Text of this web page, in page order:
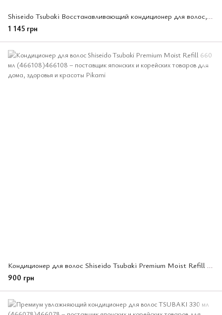
Shiseido Tsubaki Восстанавливающий кондиционер для волос, Premium EX Intensive Repair Conditioner
1 145 грн
Кондиционер для волос Shiseido Tsubaki Premium Moist Refill 660 мл (466108)
900 грн